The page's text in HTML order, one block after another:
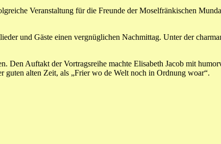
Veranstaltung für die Freunde der Moselfränkischen
und Gäste einen vergnüglichen Nachmittag. Unter der
Den Auftakt der Vortragsreihe machte Elisabeth Jacob mit
guten alten Zeit, als „Frier wo de Welt noch in Ordnung woar“.